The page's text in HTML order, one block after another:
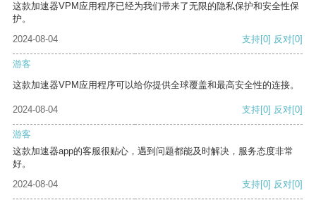
这款加速器VPM应用程序已经为我们带来了无限的隐私保护和安全性保
护。
2024-08-04
支持[0] 反对[0]
游客
这款加速器VPM应用程序可以给你提供全球覆盖和最高安全性的连接。
2024-08-04 支持[0] 反对[0]
游客
这款加速器app的客服很贴心，遇到问题都能及时解决，服务态度非常
好。
2024-08-04
支持[0] 反对[0]